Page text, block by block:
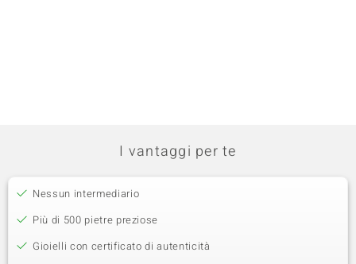
I vantaggi per te
Nessun intermediario
Più di 500 pietre preziose
Gioielli con certificato di autenticità